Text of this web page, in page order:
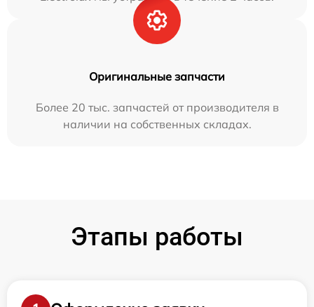
Оригинальные запчасти
Более 20 тыс. запчастей от производителя в
наличии на собственных складах.
Этапы работы